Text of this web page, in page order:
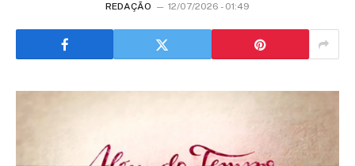
REDAÇÃO 12/07/2026 - 01:49